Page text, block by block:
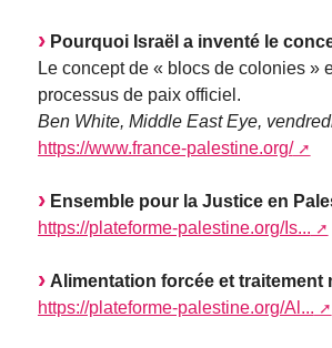
Pourquoi Israël a inventé le
Le concept de « blocs de colonies »
processus de paix officiel.
Ben White, Middle East Eye,
https://www.france-palestine.org/
Ensemble pour la Justice en
https://plateforme-palestine.org/Is...
Alimentation forcée et traitement
https://plateforme-palestine.org/Al...